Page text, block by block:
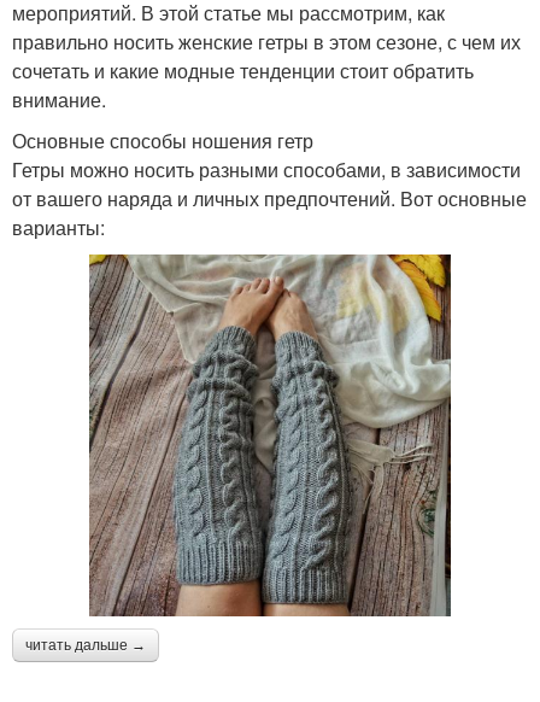
мероприятий. В этой статье мы рассмотрим, как
правильно носить женские гетры в этом сезоне, с чем их
сочетать и какие модные тенденции стоит обратить
внимание.
Основные способы ношения гетр
Гетры можно носить разными способами, в зависимости
от вашего наряда и личных предпочтений. Вот основные
варианты:
читать дальше →